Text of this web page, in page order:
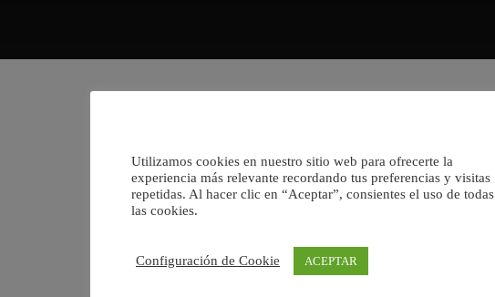
Utilizamos cookies en nuestro sitio web para ofrecerte la
experiencia más relevante recordando tus preferencias y visitas
repetidas. Al hacer clic en “Aceptar”, consientes el uso de todas
las cookies.
Configuración de Cookie ACEPTAR